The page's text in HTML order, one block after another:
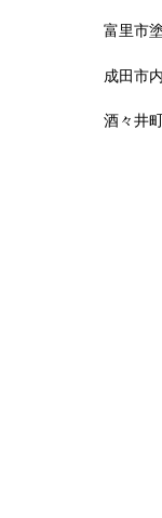
富里市
成田市
酒々井